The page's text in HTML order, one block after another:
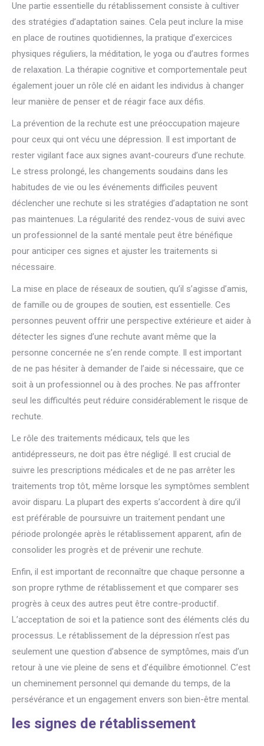
Une partie essentielle du rétablissement consiste à cultiver
des stratégies d’adaptation saines. Cela peut inclure la mise
en place de routines quotidiennes, la pratique d’exercices
physiques réguliers, la méditation, le yoga ou d’autres formes
de relaxation. La thérapie cognitive et comportementale peut
également jouer un rôle clé en aidant les individus à changer
leur manière de penser et de réagir face aux défis.
La prévention de la rechute est une préoccupation majeure
pour ceux qui ont vécu une dépression. Il est important de
rester vigilant face aux signes avant-coureurs d’une rechute.
Le stress prolongé, les changements soudains dans les
habitudes de vie ou les événements difficiles peuvent
déclencher une rechute si les stratégies d’adaptation ne sont
pas maintenues. La régularité des rendez-vous de suivi avec
un professionnel de la santé mentale peut être bénéfique
pour anticiper ces signes et ajuster les traitements si
nécessaire.
La mise en place de réseaux de soutien, qu’il s’agisse d’amis,
de famille ou de groupes de soutien, est essentielle. Ces
personnes peuvent offrir une perspective extérieure et aider à
détecter les signes d’une rechute avant même que la
personne concernée ne s’en rende compte. Il est important
de ne pas hésiter à demander de l’aide si nécessaire, que ce
soit à un professionnel ou à des proches. Ne pas affronter
seul les difficultés peut réduire considérablement le risque de
rechute.
Le rôle des traitements médicaux, tels que les
antidépresseurs, ne doit pas être négligé. Il est crucial de
suivre les prescriptions médicales et de ne pas arrêter les
traitements trop tôt, même lorsque les symptômes semblent
avoir disparu. La plupart des experts s’accordent à dire qu’il
est préférable de poursuivre un traitement pendant une
période prolongée après le rétablissement apparent, afin de
consolider les progrès et de prévenir une rechute.
Enfin, il est important de reconnaître que chaque personne a
son propre rythme de rétablissement et que comparer ses
progrès à ceux des autres peut être contre-productif.
L’acceptation de soi et la patience sont des éléments clés du
processus. Le rétablissement de la dépression n’est pas
seulement une question d’absence de symptômes, mais d’un
retour à une vie pleine de sens et d’équilibre émotionnel. C’est
un cheminement personnel qui demande du temps, de la
persévérance et un engagement envers son bien-être mental.
les signes de rétablissement